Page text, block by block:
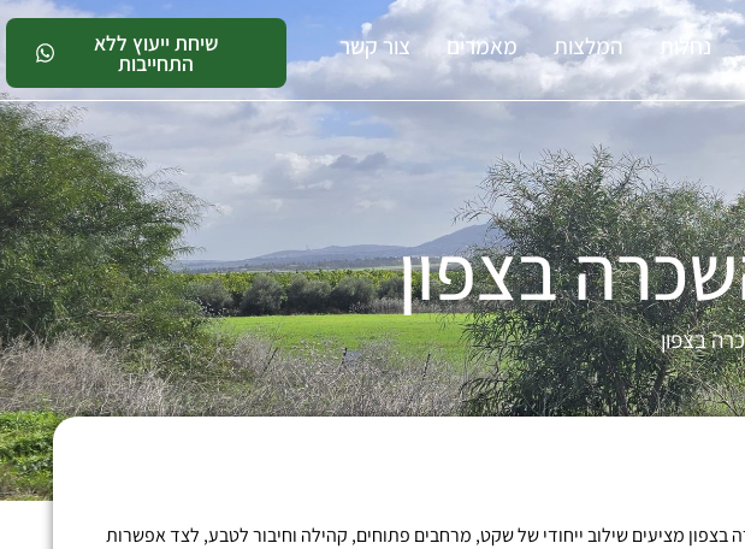
נחלות המלצות מאמרים צור קשר שיחת ייעוץ ללא
התחייבות
בצפון
בצפון
מציעים שילוב ייחודי של שקט, מרחבים פתוחים, קהילה וחיבור לטבע, לצד אפשרות